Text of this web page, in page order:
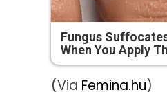
Fungus
When You Apply
(Via Femina.hu)